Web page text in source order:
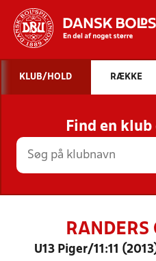
STILLINGER,
KLUB/HOLD RÆKKE
Find en
U13 Piger/11:11